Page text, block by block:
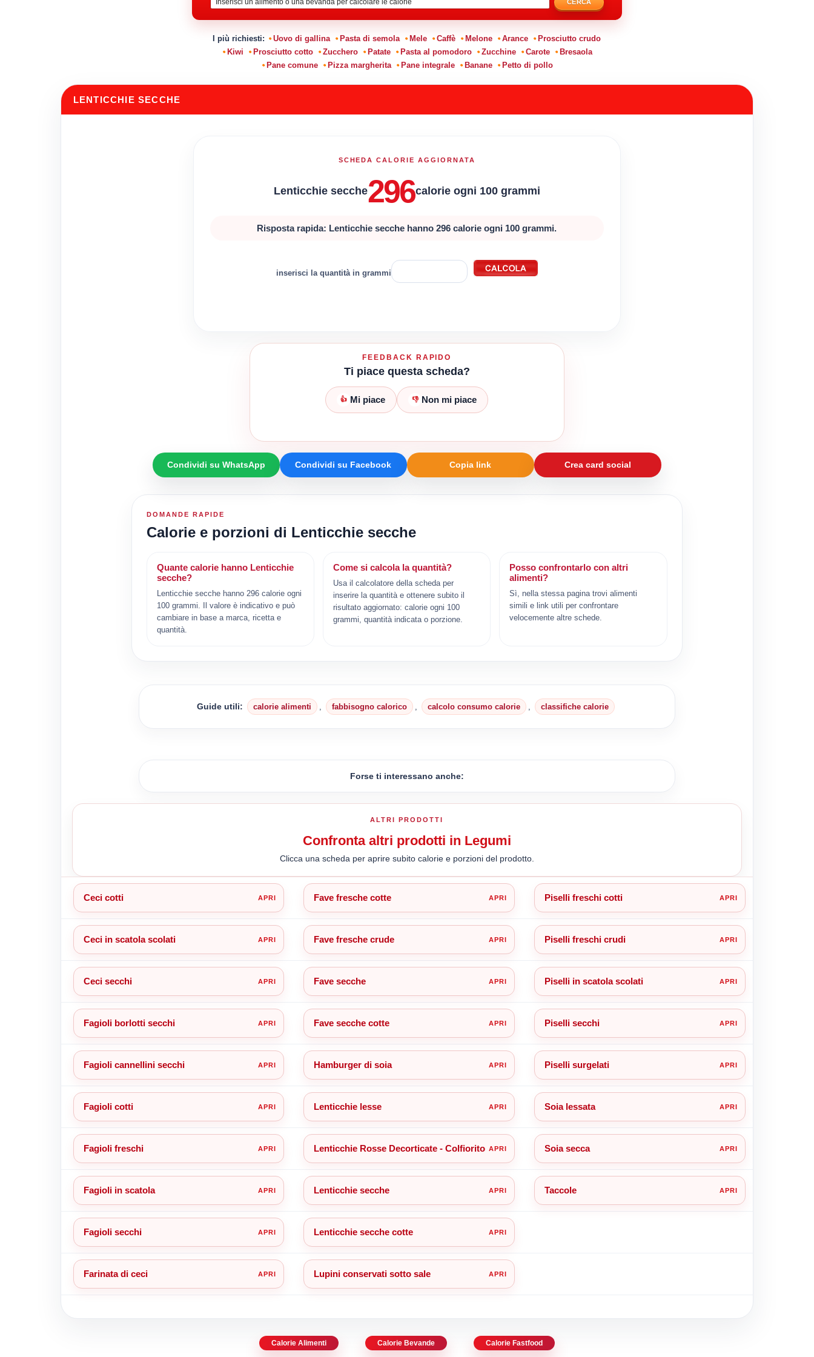
CERCA
I più richiesti: Uovo di gallina Pasta di semola Mele Caffè Melone Arance
Prosciutto crudo
Kiwi
Prosciutto cotto Zucchero Patate Pasta al pomodoro Zucchine Carote
Bresaola
Pane comune
Pizza margherita Pane integrale Banane Petto di pollo
LENTICCHIE SECCHE
SCHEDA CALORIE AGGIORNATA
Lenticchie secche296calorie ogni 100 grammi
Risposta rapida: Lenticchie secche hanno 296 calorie ogni 100 grammi.
inserisci la quantità in grammi
FEEDBACK RAPIDO
Ti piace questa scheda?
👍 Mi piace 👎 Non mi piace
Condividi su WhatsApp Condividi su Facebook Copia link Crea card social
DOMANDE RAPIDE
Calorie e porzioni di Lenticchie secche
Quante calorie hanno Lenticchie
secche?
Lenticchie secche hanno 296 calorie ogni
100 grammi. Il valore è indicativo e può
cambiare in base a marca, ricetta e
quantità.
Come si calcola la quantità?
Usa il calcolatore della scheda per
inserire la quantità e ottenere subito il
risultato aggiornato: calorie ogni 100
grammi, quantità indicata o porzione.
Posso confrontarlo con altri
alimenti?
Sì, nella stessa pagina trovi alimenti
simili e link utili per confrontare
velocemente altre schede.
Guide utili: calorie alimenti fabbisogno calorico calcolo consumo calorie classifiche calorie
Forse ti interessano anche:
ALTRI PRODOTTI
Confronta altri prodotti in Legumi
Clicca una scheda per aprire subito calorie e porzioni del prodotto.
Ceci cotti Fave fresche cotte Piselli freschi cotti
Ceci in scatola scolati Fave fresche crude Piselli freschi crudi
Ceci secchi Fave secche Piselli in scatola scolati
Fagioli borlotti secchi Fave secche cotte Piselli secchi
Fagioli cannellini secchi Hamburger di soia Piselli surgelati
Fagioli cotti Lenticchie lesse Soia lessata
Fagioli freschi Lenticchie Rosse Decorticate - Colfiorito Soia secca
Fagioli in scatola Lenticchie secche Taccole
Fagioli secchi Lenticchie secche cotte
Farinata di ceci Lupini conservati sotto sale
Calorie Alimenti Calorie Bevande Calorie Fastfood